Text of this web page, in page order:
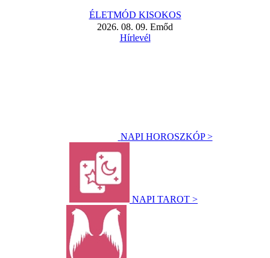
ÉLETMÓD KISOKOS
2026. 08. 09. Emőd
Hírlevél
NAPI HOROSZKÓP >
NAPI TAROT >